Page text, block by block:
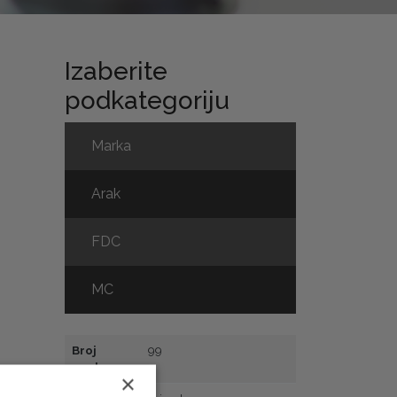
Izaberite
podkategoriju
Marka
Arak
FDC
MC
Broj
marke
99
×